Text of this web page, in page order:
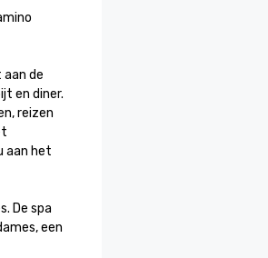
de
en diner.
reizen
aan het
De spa
een